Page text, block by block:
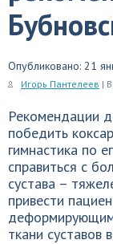
Опубликовано: 21
Игорь Пантелеев |
Рекомендации
победить
гимнастика по
справиться с
сустава –
привести
ткани суставов